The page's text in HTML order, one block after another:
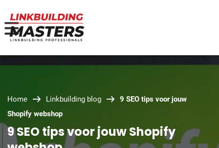
Home Linkbuilding blog
9 SEO tips voor jouw
Shopify webshop
9 SEO tips voor jouw Shopify